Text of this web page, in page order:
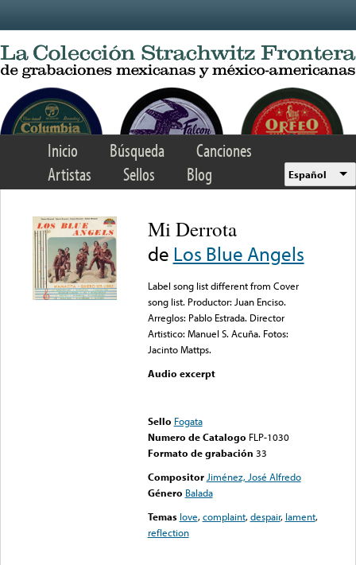
Inicio Búsqueda
Canciones
Artistas
Sellos Blog Español
Mi Derrota
de Los Blue Angels
Label song list different from Cover
song list. Productor: Juan Enciso.
Arreglos: Pablo Estrada. Director
Artistico: Manuel S. Acuña. Fotos:
Jacinto Mattps.
Audio excerpt
Sello Fogata
Numero de Catalogo FLP-1030
Formato de grabación 33
Compositor Jiménez, José Alfredo
Género Balada
Temas love,complaint,despair, lament,
reflection